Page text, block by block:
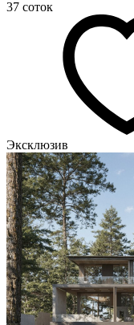
37 соток
Эксклюзив